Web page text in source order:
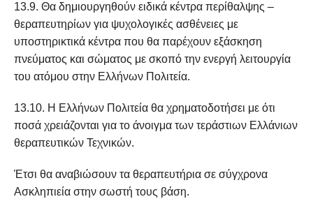
13.9. Θα δημιουργηθούν ειδικά κέντρα περίθαλψης –
θεραπευτηρίων για ψυχολογικές ασθένειες με
υποστηρικτικά κέντρα που θα παρέχουν εξάσκηση
πνεύματος και σώματος με σκοπό την ενεργή λειτουργία
του ατόμου στην Ελλήνων Πολιτεία.
13.10. Η Ελλήνων Πολιτεία θα χρηματοδοτήσει με ότι
ποσά χρειάζονται για το άνοιγμα των τεράστιων Ελλάνιων
θεραπευτικών Τεχνικών.
Έτσι θα αναβιώσουν τα θεραπευτήρια σε σύγχρονα
Ασκληπιεία στην σωστή τους βάση.